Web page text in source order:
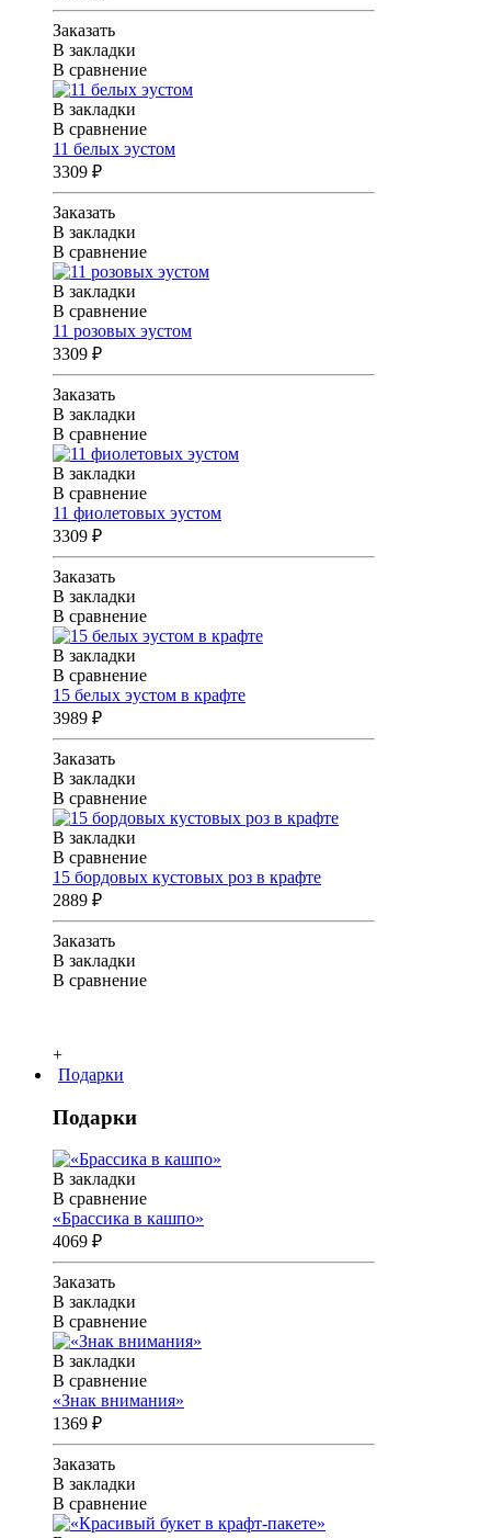
Заказать
В закладки
В сравнение
В закладки
В сравнение
11 белых эустом
3309 ₽
Заказать
В закладки
В сравнение
В закладки
В сравнение
11 розовых эустом
3309 ₽
Заказать
В закладки
В сравнение
В закладки
В сравнение
11 фиолетовых эустом
3309 ₽
Заказать
В закладки
В сравнение
В закладки
В сравнение
15 белых эустом в крафте
3989 ₽
Заказать
В закладки
В сравнение
В закладки
В сравнение
15 бордовых кустовых роз в крафте
2889 ₽
Заказать
В закладки
В сравнение
+
Подарки
Подарки
В закладки
В сравнение
«Брассика в кашпо»
4069 ₽
Заказать
В закладки
В сравнение
В закладки
В сравнение
«Знак внимания»
1369 ₽
Заказать
В закладки
В сравнение